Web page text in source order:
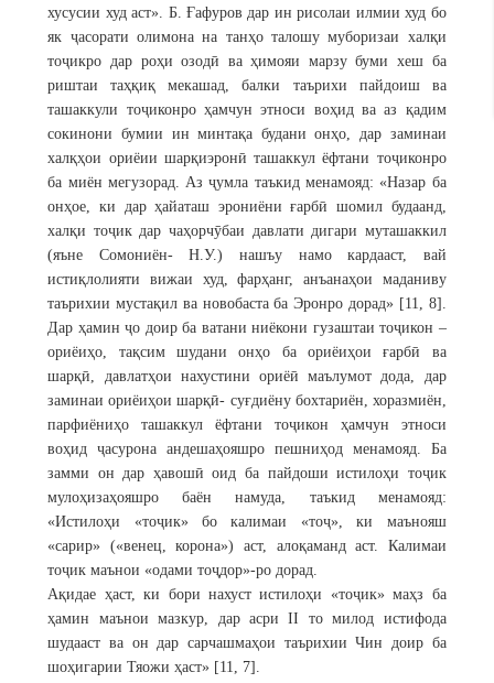
хусусии худ аст». Б. Ғафуров дар ин рисолаи илмии худ бо
як ҷасорати олимона на танҳо талошу муборизаи халқи
тоҷикро дар роҳи озодӣ ва ҳимояи марзу буми хеш ба
риштаи таҳқиқ мекашад, балки таърихи пайдоиш ва
ташаккули тоҷиконро ҳамчун этноси воҳид ва аз қадим
сокинони бумии ин минтақа будани онҳо, дар заминаи
халқҳои ориёии шарқиэронӣ ташаккул ёфтани тоҷиконро
ба миён мегузорад. Аз ҷумла таъкид менамояд: «Назар ба
онҳое, ки дар ҳайаташ эрониёни ғарбӣ шомил будаанд,
халқи тоҷик дар чаҳорчӯбаи давлати дигари муташаккил
(яъне Сомониён- Н.У.) нашъу намо кардааст, вай
истиқлолияти вижаи худ, фарҳанг, анъанаҳои маданиву
таърихии мустақил ва новобаста ба Эронро дорад» [11, 8].
Дар ҳамин ҷо доир ба ватани ниёкони гузаштаи тоҷикон –
ориёиҳо, тақсим шудани онҳо ба ориёиҳои ғарбӣ ва
шарқӣ, давлатҳои нахустини ориёӣ маълумот дода, дар
заминаи ориёиҳои шарқӣ- суғдиёну бохтариён, хоразмиён,
парфиёниҳо ташаккул ёфтани тоҷикон ҳамчун этноси
воҳид ҷасурона андешаҳояшро пешниҳод менамояд. Ба
замми он дар ҳавошӣ оид ба пайдоши истилоҳи тоҷик
мулоҳизаҳояшро баён намуда, таъкид менамояд:
«Истилоҳи «тоҷик» бо калимаи «тоҷ», ки маънояш
«сарир» («венец, корона») аст, алоқаманд аст. Калимаи
тоҷик маънои «одами тоҷдор»-ро дорад.
Ақидае ҳаст, ки бори нахуст истилоҳи «тоҷик» маҳз ба
ҳамин маънои мазкур, дар асри II то милод истифода
шудааст ва он дар сарчашмаҳои таърихии Чин доир ба
шоҳигарии Тяожи ҳаст» [11, 7].